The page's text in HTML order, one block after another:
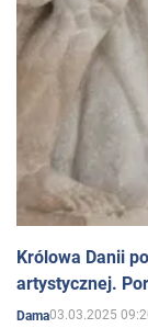
Królowa Danii
artystycznej.
Dama03.03.2025